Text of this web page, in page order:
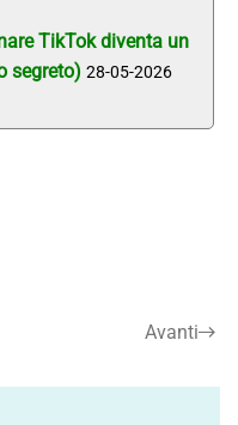
TikTok diventa un
segreto) 28-05-2026
Avanti